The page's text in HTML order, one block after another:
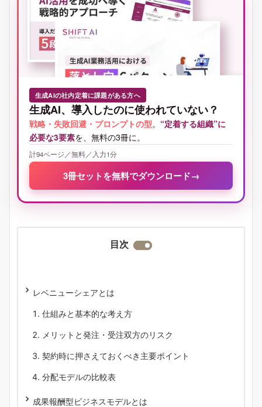
生成AIの社内定着に課題がある方へ
生成AI、導入したのに使われていない？
戦略・失敗回避・プロンプトの型。 “定着する組織”に
必要な3要素を、無料の3冊に。
計94ページ／無料／入力1分
3冊セットを無料でダウンロード→
目次
レベニューシェアとは
仕組みと基本的な考え方
メリットと発注・受注双方のリスク
契約時に押さえておくべき主要ポイント
分配モデルの比較表
成果報酬型ビジネスモデルとは